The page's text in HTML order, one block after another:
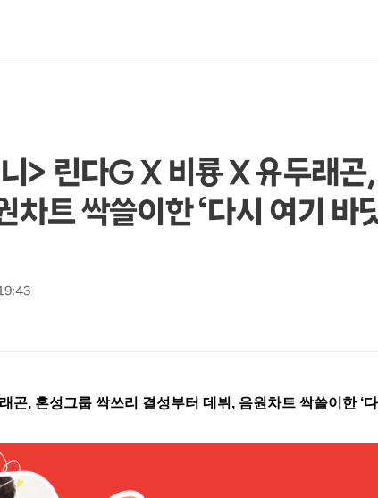
> 린다G X 비룡 X 유두래곤
트 싹쓸이한 ‘다시 여기 바
곤, 혼성그룹 싹쓰리 결성부터 데뷔 , 음원차트 싹쓸이한 ‘